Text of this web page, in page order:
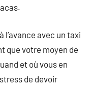
l’avance avec un taxi
que votre moyen de
et où vous en
de devoir